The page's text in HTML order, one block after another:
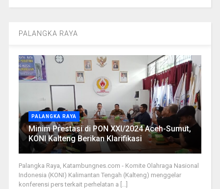
PALANGKA RAYA
PALANGKA RAYA
Minim Prestasi di PON XXI/2024 Aceh-Sumut,
KONI Kalteng Berikan Klarifikasi
Palangka Raya, Katambungnes.com - Komite Olahraga Nasional
Indonesia (KONI) Kalimantan Tengah (Kalteng) menggelar
konferensi pers terkait perhelatan a [...]